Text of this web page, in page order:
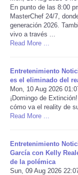
Ciencia
Deportes
Especiales
Internacionales
Salud
En punto de las 8:00
MasterChef 24/7,
generación 2026.
vivo a través ...
Read More ...
Entretenimiento
es el eliminado del
Mon, 10 Aug 2026
¡Domingo de
cómo va el reality de
Read More ...
Entretenimiento
García con Kelly
de la polémica
Sun, 09 Aug 2026